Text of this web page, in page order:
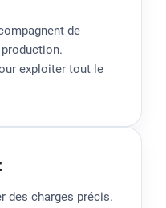
de
exploiter tout le
des charges précis.